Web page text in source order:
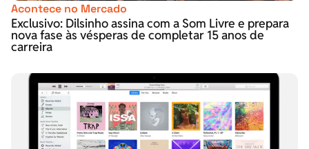
Acontece no Mercado
Exclusivo: Dilsinho assina com a Som Livre e prepara
nova fase às vésperas de completar 15 anos de
carreira